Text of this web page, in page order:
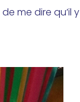
me dire qu’il y